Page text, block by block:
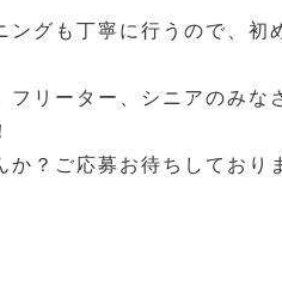
グも丁寧に行うので、初
リーター、シニアのみな
？ご応募お待ちしており